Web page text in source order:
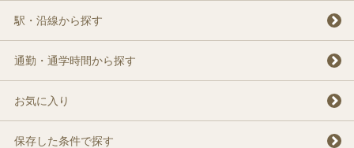
駅・沿線から探す
通勤・通学時間から探す
お気に入り
保存した条件で探す